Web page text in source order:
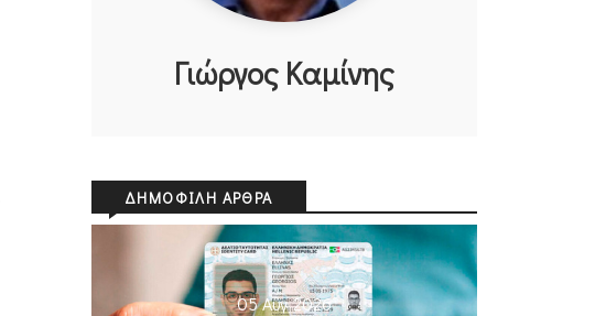
Γιώργος Καμίνης
ΔΗΜΟΦΙΛΉ ΆΡΘΡΑ
05 Αυγ 2026